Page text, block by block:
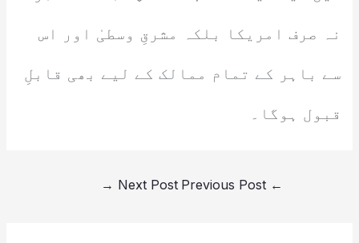
نہ صرف امریکا بلکہ مشرقِ وسطیٰ اور اس
سے باہر کے تمام ممالک کے لیے بھی قابلِ
قبول ہوگا۔
←
Next Post
→